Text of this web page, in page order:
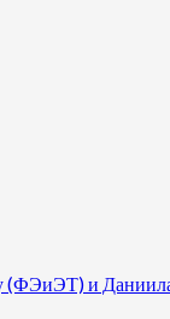
(ФЭиЭТ) и